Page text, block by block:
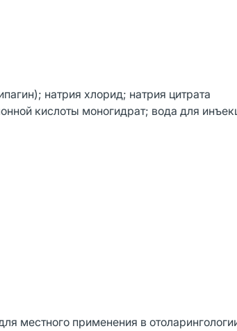
натрия хлорид; натрия цитрата
кислоты моногидрат; вода для
местного применения в